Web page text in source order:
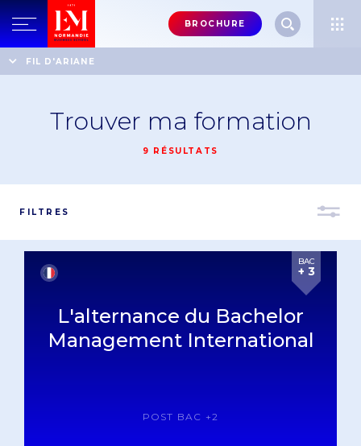
Menu
header-
right
BROCHURE
FIL D'ARIANE
Accueil
Trouver ma formation
9 RÉSULTATS
FILTRES
BAC
+ 3
L'alternance du Bachelor
Management International
POST BAC +2